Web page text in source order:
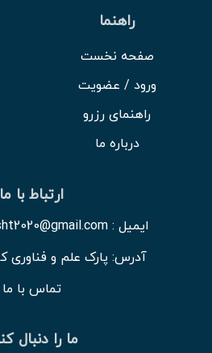
راهنما
صفحه نخست
ورود / عضویت
راهنمای رزرو
درباره ما
ارتباط با ما
ایمیل : kermanshahgasht2020@gmail.com
آدرس: پارک علم و فناوری
تماس با ما
ما را دنبال